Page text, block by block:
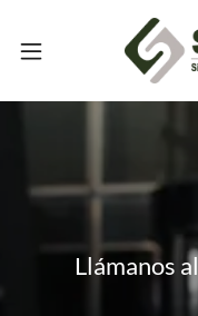
Llámanos al